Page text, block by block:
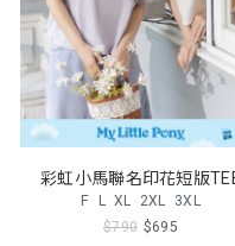
彩虹小馬聯名印花短版
F L XL 2XL 3XL
$790 $695